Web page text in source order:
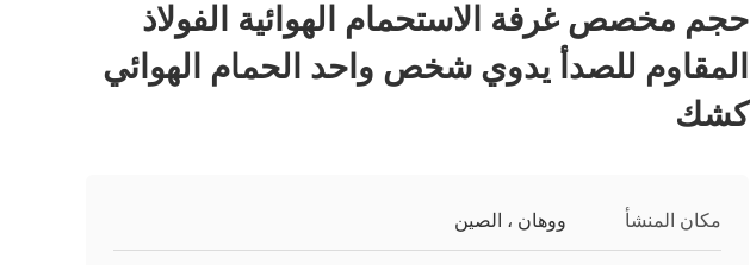
حجم مخصص غرفة الاستحمام الهوائية الفولاذ
المقاوم للصدأ يدوي شخص واحد الحمام الهوائي
كشك
مكان المنشأ ووهان ، الصين